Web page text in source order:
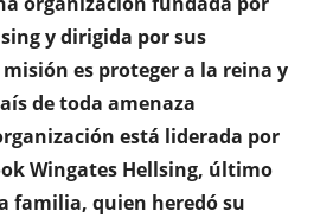
y dirigida por sus
es proteger a la reina y
de toda amenaza
está liderada por
Wingates Hellsing, último
familia, quien heredó su